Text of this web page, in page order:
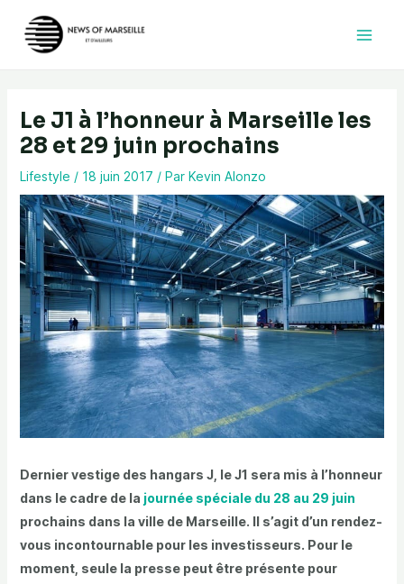
contenu
Le J1 à l’honneur à Marseille les
28 et 29 juin prochains
Lifestyle / 18 juin 2017 / Par Kevin Alonzo
Dernier vestige des hangars J, le J1 sera mis à l’honneur
dans le cadre de la journée spéciale du 28 au 29 juin
prochains dans la ville de Marseille. Il s’agit d’un rendez-
vous incontournable pour les investisseurs. Pour le
moment, seule la presse peut être présente pour